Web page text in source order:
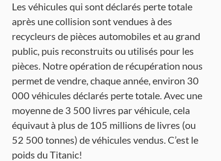
Les véhicules qui sont déclarés perte totale
après une collision sont vendues à des
recycleurs de pièces automobiles et au grand
public, puis reconstruits ou utilisés pour les
pièces. Notre opération de récupération nous
permet de vendre, chaque année, environ 30
000 véhicules déclarés perte totale. Avec une
moyenne de 3 500 livres par véhicule, cela
équivaut à plus de 105 millions de livres (ou
52 500 tonnes) de véhicules vendus. C’est le
poids du Titanic!